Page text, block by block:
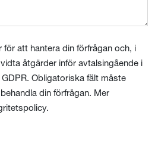
för att hantera din förfrågan och, i
åtgärder inför avtalsingående i
Obligatoriska fält måste
din förfrågan. Mer